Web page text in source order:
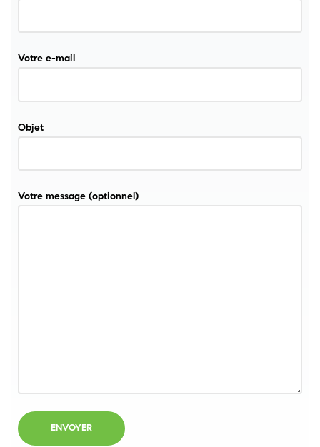
Votre e-mail
Objet
Votre message (optionnel)